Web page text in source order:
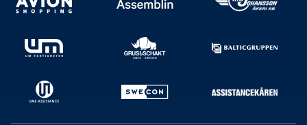
Facebook X